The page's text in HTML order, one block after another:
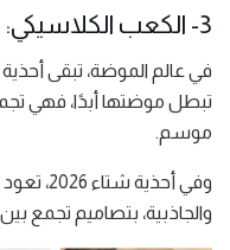
3- الكعب الكلاسيكي: رمز الأناقة الخالدة
في عالم الموضة، تبقى
تبطل موضتها أبدًا، فهي
موسم.
وفي
والجاذبية، بتصاميم تجمع